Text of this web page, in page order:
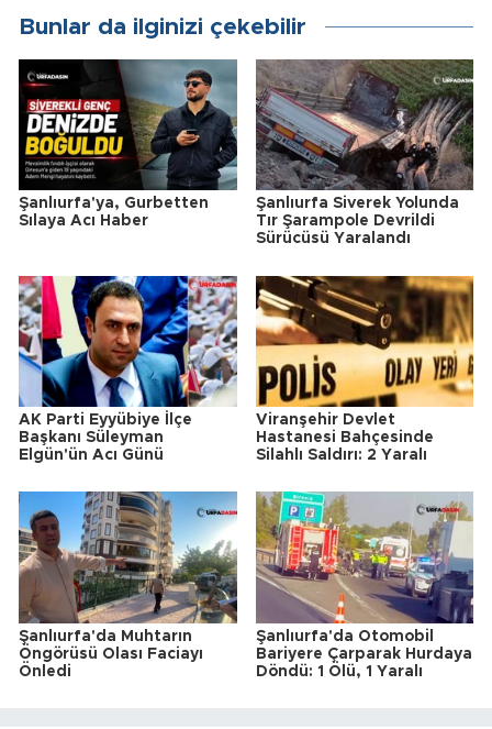
Bunlar da ilginizi çekebilir
Şanlıurfa'ya, Gurbetten
Sılaya Acı Haber
Şanlıurfa Siverek Yolunda
Tır Şarampole Devrildi
Sürücüsü Yaralandı
AK Parti Eyyübiye İlçe
Başkanı Süleyman
Elgün'ün Acı Günü
Viranşehir Devlet
Hastanesi Bahçesinde
Silahlı Saldırı: 2 Yaralı
Şanlıurfa'da Muhtarın
Öngörüsü Olası Faciayı
Önledi
Şanlıurfa'da Otomobil
Bariyere Çarparak Hurdaya
Döndü: 1 Ölü, 1 Yaralı